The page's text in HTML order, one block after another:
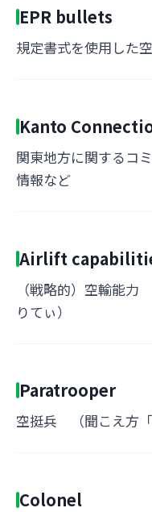
EPR bullets
規定書式を使用した
Kanto
関東地方に関するコ
情報など
Airlift
（戦略的）空輸能
りてぃ）
Paratrooper
空挺兵 （聞こえ方「
Colonel